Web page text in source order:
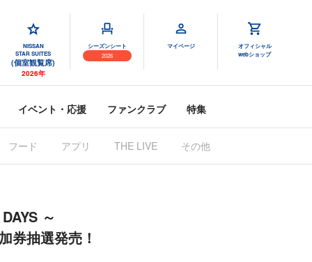
NISSAN
STAR SUITES
(個室観覧席)
2026年
シーズンシート
2026
マイページ
オフィシャル
webショップ
イベント・応援 ファンクラブ 特集
フード アプリ THE LIVE その他
～
抽選発売！